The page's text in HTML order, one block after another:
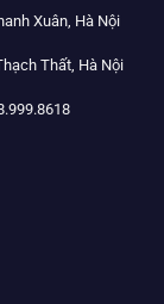
Xuân, Hà Nội
Thất, Hà Nội